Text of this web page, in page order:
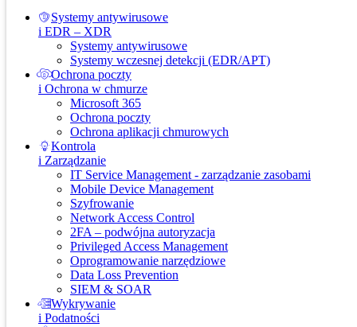
Systemy antywirusowe
i EDR – XDR
Systemy antywirusowe
Systemy wczesnej detekcji (EDR/APT)
Ochrona poczty
i Ochrona w chmurze
Microsoft 365
Ochrona poczty
Ochrona aplikacji chmurowych
Kontrola
i Zarządzanie
IT Service Management - zarządzanie zasobami
Mobile Device Management
Szyfrowanie
Network Access Control
2FA – podwójna autoryzacja
Privileged Access Management
Oprogramowanie narzędziowe
Data Loss Prevention
SIEM & SOAR
Wykrywanie
i Podatności